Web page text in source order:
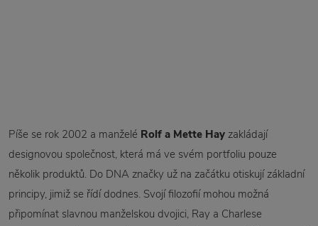
Píše se rok 2002 a manželé Rolf a Mette Hay zakládají
designovou společnost, která má ve svém portfoliu pouze
několik produktů. Do DNA značky už na začátku otiskují základní
principy, jimiž se řídí dodnes. Svojí filozofií mohou možná
připomínat slavnou manželskou dvojici, Ray a Charlese